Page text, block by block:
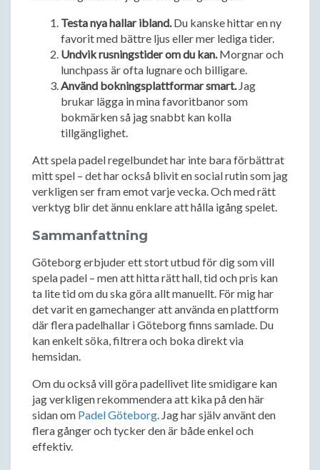
Testa nya hallar ibland.Du kanske hittar en ny
favorit med bättre ljus eller mer lediga tider.
Undvik rusningstider om du kan.Morgnar och
lunchpass är ofta lugnare och billigare.
Använd bokningsplattformar smart.Jag
brukar lägga in mina favoritbanor som
bokmärken så jag snabbt kan kolla
tillgänglighet.
Att spela padel regelbundet har inte bara förbättrat
mitt spel – det har också blivit en social rutin som jag
verkligen ser fram emot varje vecka. Och med rätt
verktyg blir det ännu enklare att hålla igång spelet.
Sammanfattning
Göteborg erbjuder ett stort utbud för dig som vill
spela padel – men att hitta rätt hall, tid och pris kan
ta lite tid om du ska göra allt manuellt. För mig har
det varit en gamechanger att använda en plattform
där flera padelhallar i Göteborg finns samlade. Du
kan enkelt söka, filtrera och boka direkt via
hemsidan.
Om du också vill göra padellivet lite smidigare kan
jag verkligen rekommendera att kika på den här
sidan om Padel Göteborg. Jag har själv använt den
flera gånger och tycker den är både enkel och
effektiv.